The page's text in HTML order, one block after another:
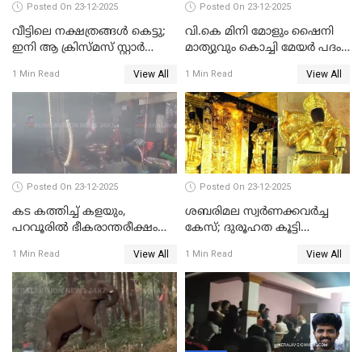
Posted On 23-12-2025
വീട്ടിലെ നക്ഷത്രങ്ങൾ കെട്ടു;
ഇനി ആ ക്രിസ്മസ് സ്റ്റാർ
വേണ്ടിയുള്ള
പിടിവലിക്കിടയിൽ
അപ്പൂപ്പനെതിരെ പോക്സോ
കേസ് ഒടുവിൽ 4 ജീവനുകൾ
പൊലിഞ്ഞു
1 Min Read View All
Posted On 23-12-2025
വി.കെ മിനി മോളും ഷൈനി
മാത്യുവും കൊച്ചി മേയർ പദം
മേയറാകില്ല
1 Min Read View All
Posted On 23-12-2025
കട കത്തിച്ച് കളയും,
പറവൂരില്‍ ഭീകരാന്തരീക്ഷം
1 Min Read View All
Posted On 23-12-2025
ശബരിമല സ്വര്‍ണക്കവര്‍ച്ച
കേസ്; ദുരൂഹത കൂട്ടി
1 Min Read View All